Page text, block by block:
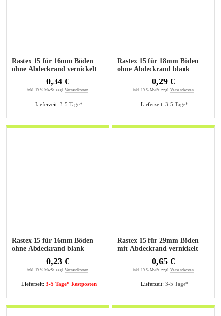
Rastex 15 für 16mm Böden
ohne Abdeckrand vernickelt
Lieferzeit: 3-5 Tage*
0,34 €
inkl. 19 % MwSt. zzgl. Versandkosten
Rastex 15 für 18mm Böden
ohne Abdeckrand blank
Lieferzeit: 3-5 Tage*
0,29 €
inkl. 19 % MwSt. zzgl. Versandkosten
Rastex 15 für 16mm Böden
ohne Abdeckrand blank
Lieferzeit: 3-5 Tage* Restposten
0,23 €
inkl. 19 % MwSt. zzgl. Versandkosten
Rastex 15 für 29mm Böden
mit Abdeckrand vernickelt
Lieferzeit: 3-5 Tage*
0,65 €
inkl. 19 % MwSt. zzgl. Versandkosten